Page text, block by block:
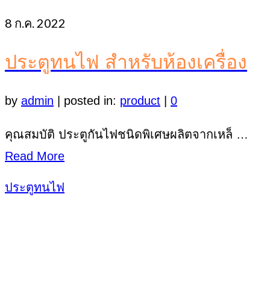
8 ก.ค. 2022
ประตูทนไฟ สำหรับห้องเครื่อง
by admin posted in: product 0
คุณสมบัติ ประตูกันไฟชนิดพิเศษผลิตจากเหล็ …
Read More
ประตูทนไฟ